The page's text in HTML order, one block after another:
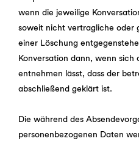
wenn die jeweilige
soweit nicht vertragliche oder
einer Löschung
Konversation dann, wenn sich
entnehmen lässt, dass der
abschließend geklärt ist.
Die während des
personenbezogenen Daten